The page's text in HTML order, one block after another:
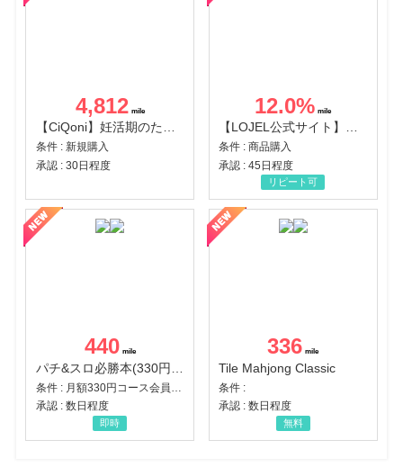
4,812
【CiQoni】妊活期のための葉酸サプリ
条件 : 新規購入
承認 : 30日程度
12.0%
【LOJEL公式サイト】スーツケース・バッグ
条件 : 商品購入
承認 : 45日程度
リピート可
440
承認 : 数日程度
即時
336
Tile Mahjong Classic
条件 :
承認 : 数日程度
無料